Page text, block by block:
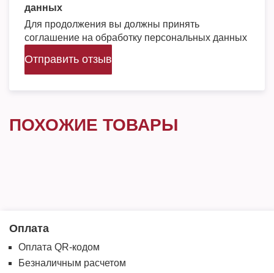
данных
Для продолжения вы должны принять
соглашение на обработку персональных данных
Отправить отзыв
ПОХОЖИЕ ТОВАРЫ
Оплата
Оплата QR-кодом
Безналичным расчетом